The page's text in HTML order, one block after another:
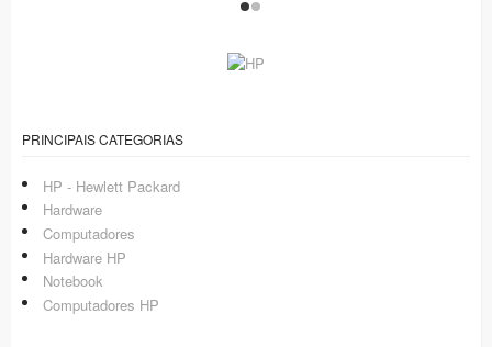
PRINCIPAIS CATEGORIAS
HP - Hewlett Packard
Hardware
Computadores
Hardware HP
Notebook
Computadores HP